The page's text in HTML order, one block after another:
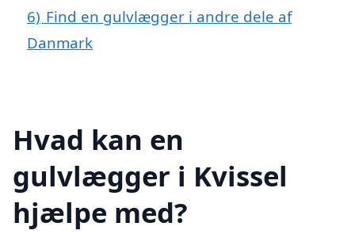
6) Find en gulvlægger i andre dele af
Danmark
Hvad kan en
gulvlægger i Kvissel
hjælpe med?